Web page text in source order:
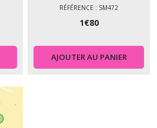
RÉFÉRENCE : SM472
1€80
AJOUTER AU PANIER